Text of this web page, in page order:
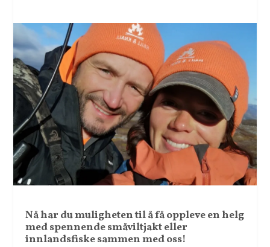
Nå har du muligheten til å få oppleve en helg
med spennende småviltjakt eller
innlandsfiske sammen med oss!